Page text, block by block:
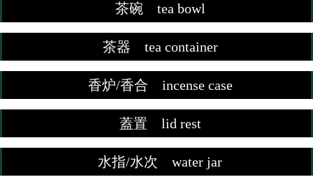
茶碗 tea bowl
茶器 tea container
香炉/香合 incense case
蓋置 lid rest
水指/水次 water jar